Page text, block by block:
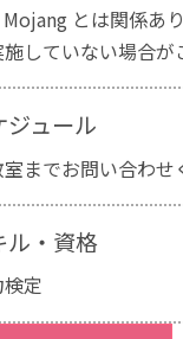
とは関係あ
していない場合が
ジュール
までお問い合わせ
ル・資格
定